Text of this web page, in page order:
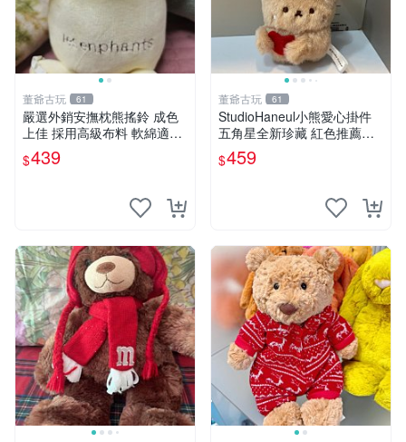
董爺古玩 61
嚴選外銷安撫枕熊搖鈴 成色
上佳 採用高級布料 軟綿適合
收藏 安心選購 安撫枕 熊玩具
搖鈴
$439
董爺古玩 61
StudioHaneul小熊愛心掛件
五角星全新珍藏 紅色推薦收
藏 玩具掛飾 掛件 新品
$459